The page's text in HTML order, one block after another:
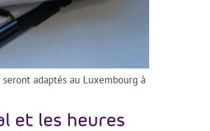
adaptés au Luxembourg à
et les heures